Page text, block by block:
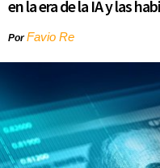
en la era de la IA y las
PorFavio Re